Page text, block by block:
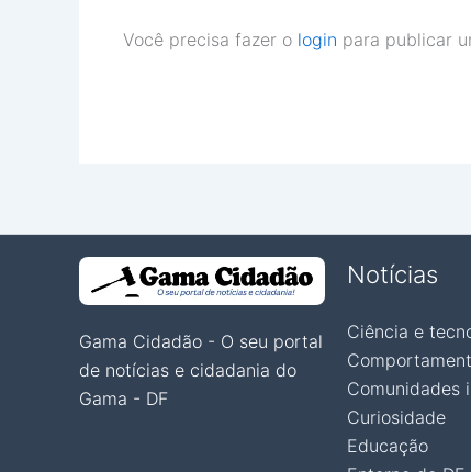
Você precisa fazer o login para publicar
Gama Cidadão - O seu portal
de notícias e cidadania do
Gama - DF
Notícias
Ciência e
Comunidades
Curiosidade
Educação